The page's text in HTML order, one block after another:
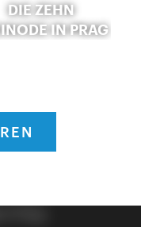
DIE ZEHN
IN PRAG